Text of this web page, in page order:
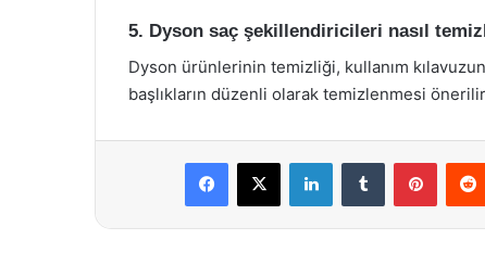
5. Dyson saç şekillendiricileri nasıl
Dyson ürünlerinin temizliği, kullanım
başlıkların düzenli olarak temizlenmesi
Facebook
X LinkedInTumblr